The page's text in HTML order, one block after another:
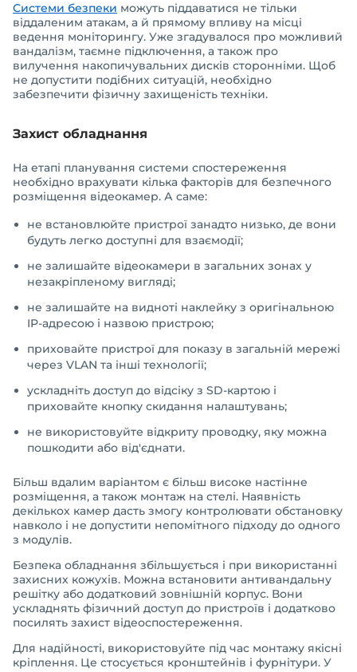
Системи безпеки можуть піддаватися не тільки
віддаленим атакам, а й прямому впливу на місці
ведення моніторингу. Уже згадувалося про можливий
вандалізм, таємне підключення, а також про
вилучення накопичувальних дисків сторонніми. Щоб
не допустити подібних ситуацій, необхідно
забезпечити фізичну захищеність техніки.
Захист обладнання
На етапі планування системи спостереження
необхідно врахувати кілька факторів для безпечного
розміщення відеокамер. А саме:
не встановлюйте пристрої занадто низько, де вони
будуть легко доступні для взаємодії;
не залишайте відеокамери в загальних зонах у
незакріпленому вигляді;
не залишайте на видноті наклейку з оригінальною
IP-адресою і назвою пристрою;
приховайте пристрої для показу в загальній мережі
через VLAN та інші технології;
ускладніть доступ до відсіку з SD-картою і
приховайте кнопку скидання налаштувань;
не використовуйте відкриту проводку, яку можна
пошкодити або від'єднати.
Більш вдалим варіантом є більш високе настінне
розміщення, а також монтаж на стелі. Наявність
декількох камер дасть змогу контролювати обстановку
навколо і не допустити непомітного підходу до одного
з модулів.
Безпека обладнання збільшується і при використанні
захисних кожухів. Можна встановити антивандальну
решітку або додатковий зовнішній корпус. Вони
ускладнять фізичний доступ до пристроїв і додатково
посилять захист відеоспостереження.
Для надійності, використовуйте під час монтажу якісні
кріплення. Це стосується кронштейнів і фурнітури. У